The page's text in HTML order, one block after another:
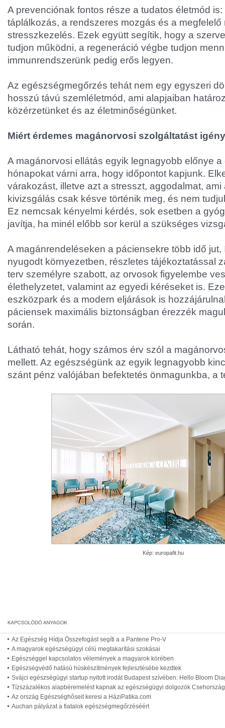
A prevenciónak fontos része a tudatos életmód
táplálkozás, a rendszeres mozgás és a
stresszkezelés. Ezek együtt segítik, hogy a
tudjon működni, a regeneráció végbe tudjon
immunrendszerünk pedig erős legyen.
Az egészségmegőrzés tehát nem egy egyszeri
hosszú távú szemléletmód, ami alapjaiban
közérzetünket és az életminőségünket.
Miért érdemes magánorvosi szolgáltatást
A magánorvosi ellátás egyik legnagyobb előnye
hónapokat várni arra, hogy időpontot kapjunk.
várakozást, illetve azt a stresszt, aggodalmat, ami
kivizsgálás csak késve történik meg, és nem
Ez nemcsak kényelmi kérdés, sok esetben a
javítja, ha minél előbb sor kerül a szükséges
A magánrendeléseken a páciensekre több idő
nyugodt környezetben, részletes tájékoztatással
terv személyre szabott, az orvosok figyelembe
élethelyzetet, valamint az egyedi kéréseket is.
eszközpark és a modern eljárások is
páciensek maximális biztonságban érezzék
során.
Látható tehát, hogy számos érv szól a
mellett. Az egészségünk az egyik legnagyobb
szánt pénz valójában befektetés önmagunkba, a
Kép: europafit.hu
Az Egészség Hídja Összefogást segíti a a Pantene Pro-V
A magyarok egészségügyi célú megtakarítási szokásai
Egészséggel kapcsolatos vélemények a magyarok körében
Egészségvédő hatású húskészítmények fejlesztésébe kezdtek
Svájci egészségügyi startup nyitott irodát Budapest szívében: Hello Bloom
Tízszázalékos alapbéremelést kapnak az egészségügyi dolgozók
Az ország Egészséghőseit keresi a HáziPatika.com
Auchan pályázat a fiatalok egészségmegőrzéséért